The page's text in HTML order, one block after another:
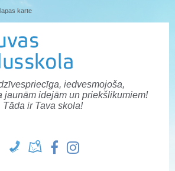
karte
iedvesmojoša,
jaunām idejām un priekšlikumiem!
Tāda ir Tava skola!